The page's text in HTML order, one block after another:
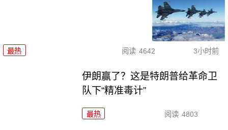
最热 阅读 4642 3小时前
伊朗赢了？这是特朗普给革命卫
队下“精准毒计”
最热 阅读 4803